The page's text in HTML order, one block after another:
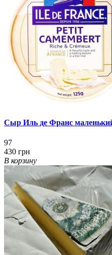
Сыр Иль де Франс
97
430 грн
В корзину